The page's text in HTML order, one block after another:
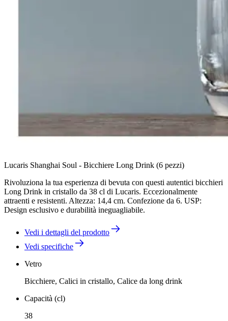
Lucaris Shanghai Soul - Bicchiere Long Drink (6 pezzi)
Rivoluziona la tua esperienza di bevuta con questi autentici bicchieri
Long Drink in cristallo da 38 cl di Lucaris. Eccezionalmente
attraenti e resistenti. Altezza: 14,4 cm. Confezione da 6. USP:
Design esclusivo e durabilità ineguagliabile.
Vedi i dettagli del prodotto
Vedi specifiche
Vetro
Bicchiere, Calici in cristallo, Calice da long drink
Capacità (cl)
38